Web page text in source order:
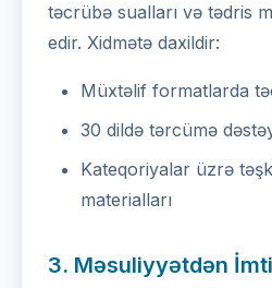
təcrübə sualları və tədris
edir. Xidmətə daxildir:
Müxtəlif formatlarda
30 dildə tərcümə
Kateqoriyalar üzrə
materialları
3. Məsuliyyətdən